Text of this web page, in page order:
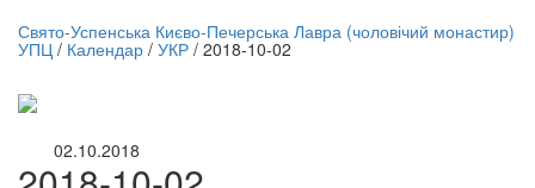
трансляція |
12 вересня
Свято-Успенська Києво-Печерська Лавра (чоловічий монастир)
УПЦ / Календар / УКР / 2018-10-02
02.10.2018